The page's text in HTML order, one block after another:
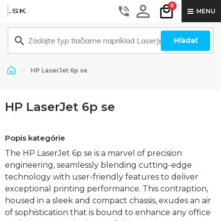
0
MENU
Hľadať
HP LaserJet 6p se
HP LaserJet 6p se
Popis kategórie
The HP LaserJet 6p se is a marvel of precision
engineering, seamlessly blending cutting-edge
technology with user-friendly features to deliver
exceptional printing performance. This contraption,
housed in a sleek and compact chassis, exudes an air
of sophistication that is bound to enhance any office